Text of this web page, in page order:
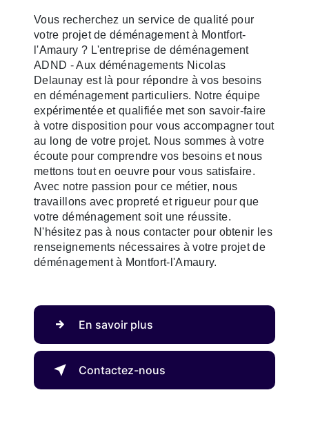
Vous recherchez un service de qualité pour
votre projet de déménagement à Montfort-
l'Amaury ? L'entreprise de déménagement
ADND - Aux déménagements Nicolas
Delaunay est là pour répondre à vos besoins
en déménagement particuliers. Notre équipe
expérimentée et qualifiée met son savoir-faire
à votre disposition pour vous accompagner tout
au long de votre projet. Nous sommes à votre
écoute pour comprendre vos besoins et nous
mettons tout en oeuvre pour vous satisfaire.
Avec notre passion pour ce métier, nous
travaillons avec propreté et rigueur pour que
votre déménagement soit une réussite.
N'hésitez pas à nous contacter pour obtenir les
renseignements nécessaires à votre projet de
déménagement à Montfort-l'Amaury.
En savoir plus
Contactez-nous